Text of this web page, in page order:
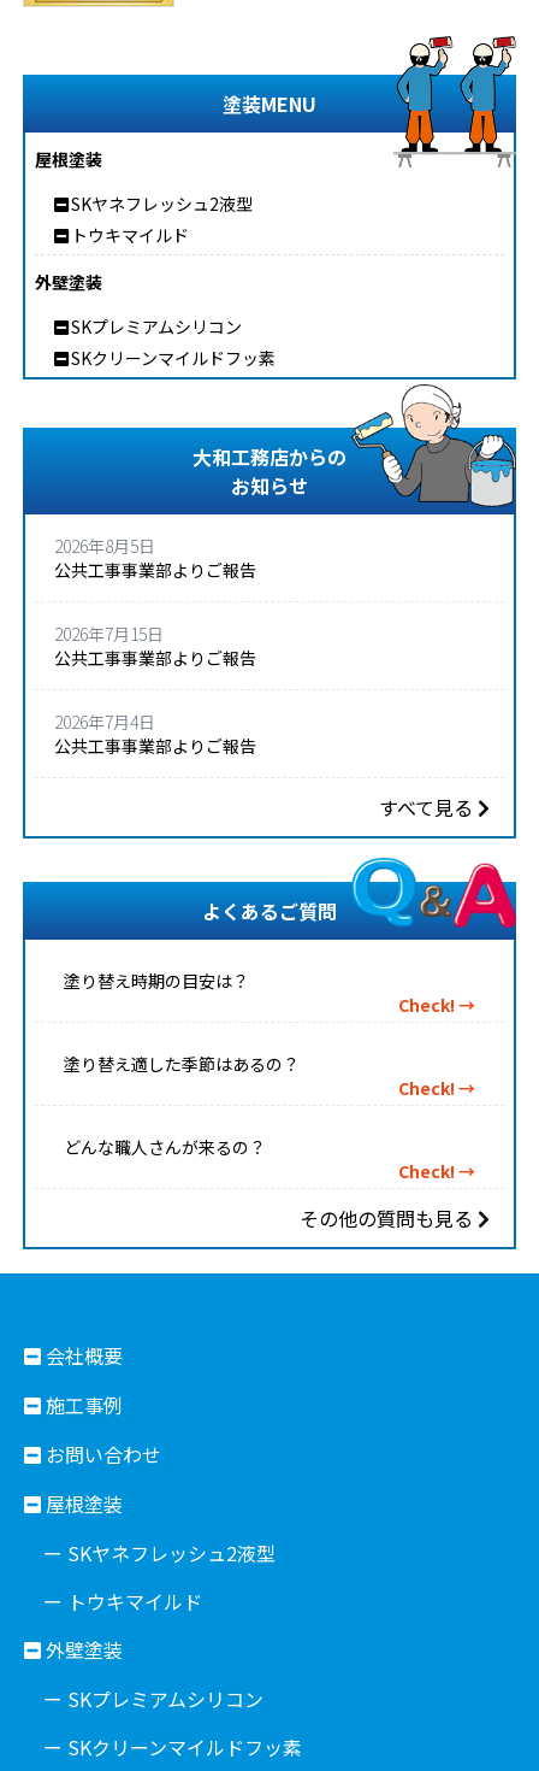
塗装MENU
屋根塗装
SKヤネフレッシュ2液型
トウキマイルド
外壁塗装
SKプレミアムシリコン
SKクリーンマイルドフッ素
大和工務店からの
お知らせ
2026年8月5日
公共工事事業部よりご報告
2026年7月15日
公共工事事業部よりご報告
2026年7月4日
公共工事事業部よりご報告
すべて見る
よくあるご質問
塗り替え時期の目安は？
Check! →
塗り替え適した季節はあるの？
Check! →
どんな職人さんが来るの？
Check! →
その他の質問も見る
会社概要
施工事例
お問い合わせ
屋根塗装
ー SKヤネフレッシュ2液型
ー トウキマイルド
外壁塗装
ー SKプレミアムシリコン
ー SKクリーンマイルドフッ素